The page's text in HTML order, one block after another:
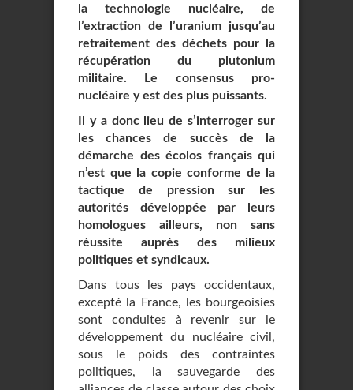
la technologie nucléaire, de
l’extraction de l’uranium jusqu’au
retraitement des déchets pour la
récupération du plutonium
militaire. Le consensus pro-
nucléaire y est des plus puissants.
Il y a donc lieu de s’interroger sur
les chances de succès de la
démarche des écolos français qui
n’est que la copie conforme de la
tactique de pression sur les
autorités développée par leurs
homologues ailleurs, non sans
réussite auprès des milieux
politiques et syndicaux.
Dans tous les pays occidentaux,
excepté la France, les bourgeoisies
sont conduites à revenir sur le
développement du nucléaire civil,
sous le poids des contraintes
politiques, la sauvegarde des